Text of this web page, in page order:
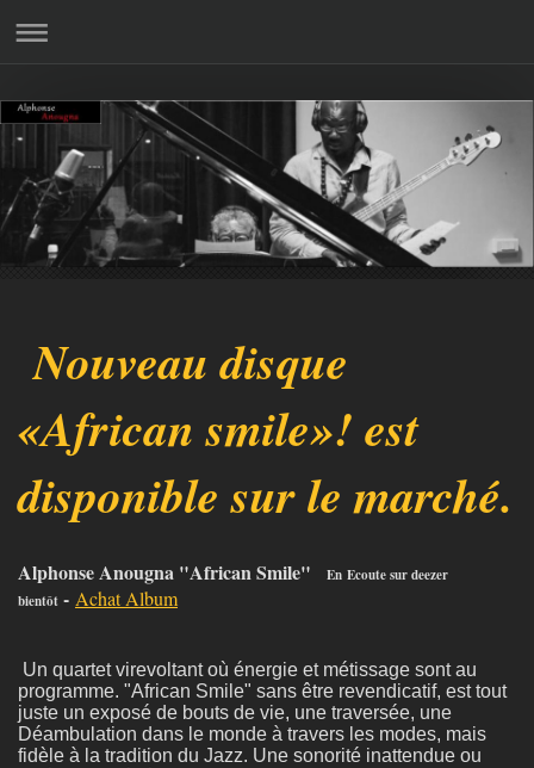
Nouveau disque
«African smile»! est
disponible sur le marché.
Alphonse Anougna "African Smile" En Ecoute sur deezer
bientôt - Achat Album
Un quartet virevoltant où énergie et métissage sont au
programme. "African Smile" sans être revendicatif, est tout
juste un exposé de bouts de vie, une traversée, une
Déambulation dans le monde à travers les modes, mais
fidèle à la tradition du Jazz. Une sonorité inattendue ou